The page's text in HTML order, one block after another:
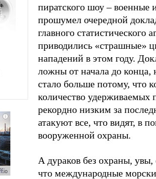
пиратского шоу –
прошумел очередной
главного статистического
приводились «страшные»
нападений в этом году.
ложны от начала до конца,
стало больше потому, что
количество удерживаемых
рекордно низким за
атакуют все, что видят, в
вооруженной охраны.
А дураков без охраны,
что международные